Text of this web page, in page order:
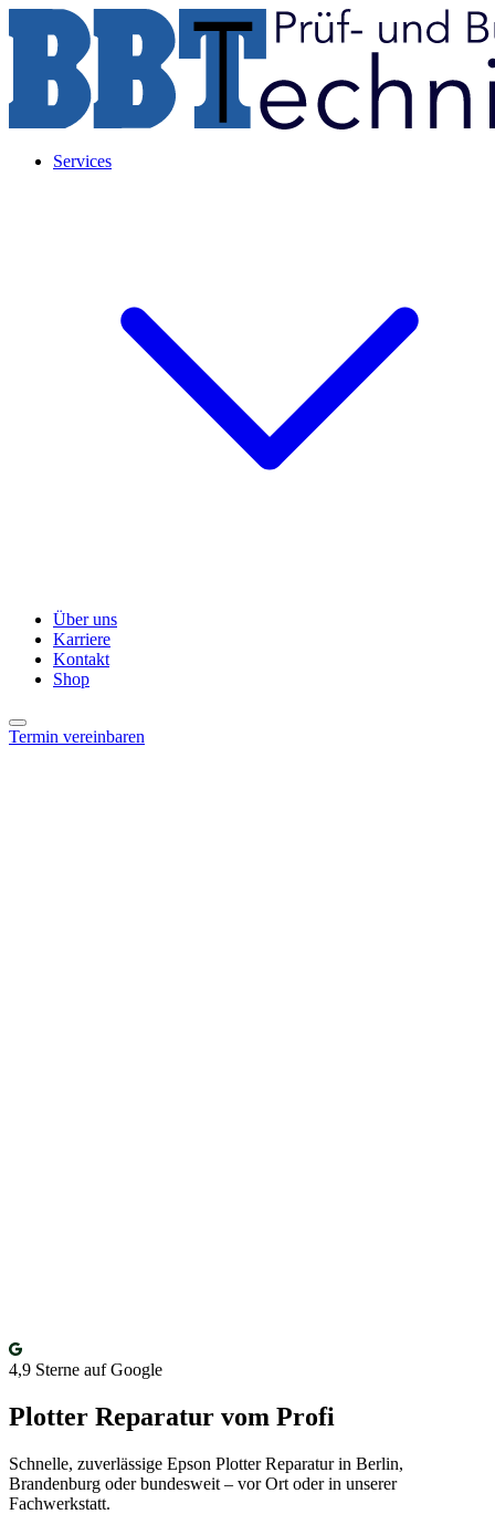
Services
Über uns
Karriere
Kontakt
Shop
Termin vereinbaren
4,9 Sterne auf Google
Plotter Reparatur vom Profi
Schnelle, zuverlässige Epson Plotter Reparatur in Berlin,
Brandenburg oder bundesweit – vor Ort oder in unserer
Fachwerkstatt.